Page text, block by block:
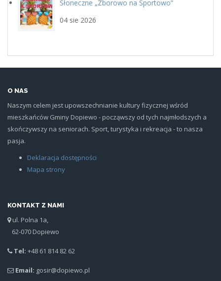
Słoneczne „Zborowo na Sportowo”
04 sie 2026
O NAS
Naszym celem jest upowszechnianie kultury fizycznej wśród
mieszkańców Gminy Dopiewo - począwszy od tych najmłodszych a
skończywszy na seniorach. Sport, turystyka i rekreacja - to nasza
pasja.
Deklaracja dostępności
Mapa strony
KONTAKT Z NAMI
ul. Polna 1a,
62-070 Dopiewo
Tel: +48 61 814 82 62
Email: gosir@dopiewo.pl